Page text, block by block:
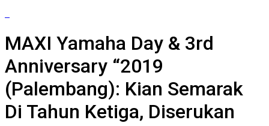
MAXI Yamaha Day & 3rd
Anniversary “2019
(Palembang): Kian Semarak
Di Tahun Ketiga, Diserukan